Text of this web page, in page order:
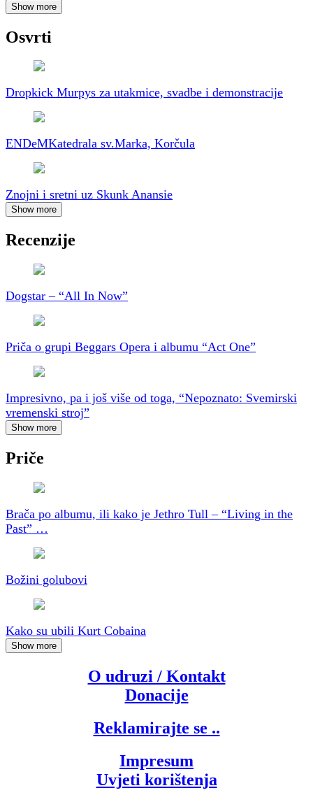
Show more
Osvrti
Dropkick Murpys za utakmice, svadbe i demonstracije
ENDeMKatedrala sv.Marka, Korčula
Znojni i sretni uz Skunk Anansie
Show more
Recenzije
Dogstar – “All In Now”
Priča o grupi Beggars Opera i albumu “Act One”
Impresivno, pa i još više od toga, “Nepoznato: Svemirski
vremenski stroj”
Show more
Priče
Brača po albumu, ili kako je Jethro Tull – “Living in the
Past” …
Božini golubovi
Kako su ubili Kurt Cobaina
Show more
O udruzi / Kontakt
Donacije
Reklamirajte se ..
Impresum
Uvjeti korištenja